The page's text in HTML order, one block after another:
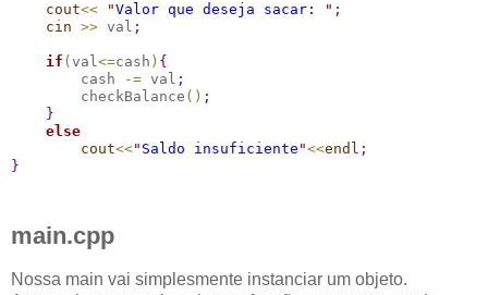
cout<< "Valor que deseja sacar: " ;
cin >> val ;
if ( val<=cash ) {
        cash
-= val ;
        checkBalance
( ) ;
}
else
cout<<" Saldo insuficiente "<<endl ;
}
main.cpp
Nossa main vai simplesmente instanciar um objeto.